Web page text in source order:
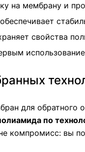
на мембрану и
свойства
для
по
компромисс: вы